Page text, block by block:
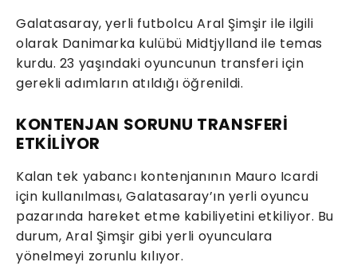
Galatasaray, yerli futbolcu Aral Şimşir ile ilgili
olarak Danimarka kulübü Midtjylland ile temas
kurdu. 23 yaşındaki oyuncunun transferi için
gerekli adımların atıldığı öğrenildi.
KONTENJAN SORUNU TRANSFERİ
ETKİLİYOR
Kalan tek yabancı kontenjanının Mauro Icardi
için kullanılması, Galatasaray’ın yerli oyuncu
pazarında hareket etme kabiliyetini etkiliyor. Bu
durum, Aral Şimşir gibi yerli oyunculara
yönelmeyi zorunlu kılıyor.